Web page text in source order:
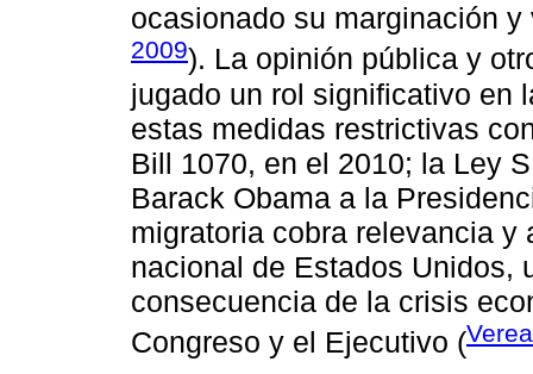
ocasionado su marginación
2009). La opinión pública y
jugado un rol significativo en
estas medidas restrictivas
Bill 1070, en el 2010; la Ley
Barack Obama a la
migratoria cobra relevancia y
nacional de Estados Unidos,
consecuencia de la crisis
Congreso y el Ejecutivo (